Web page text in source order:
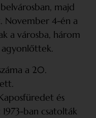
majd
November 4-én a
a városba, három
a 20.
és
ban csatolták